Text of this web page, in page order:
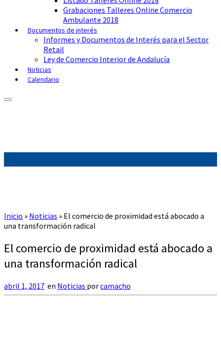
Grabaciones Talleres Online Comercio
Ambulante 2018
Documentos de interés
Informes y Documentos de Interés para el Sector
Retail
Ley de Comercio Interior de Andalucía
Noticias
Calendario
Inicio » Noticias » El comercio de proximidad está abocado a
una transformación radical
El comercio de proximidad está abocado a
una transformación radical
abril 1, 2017 en Noticias porcamacho